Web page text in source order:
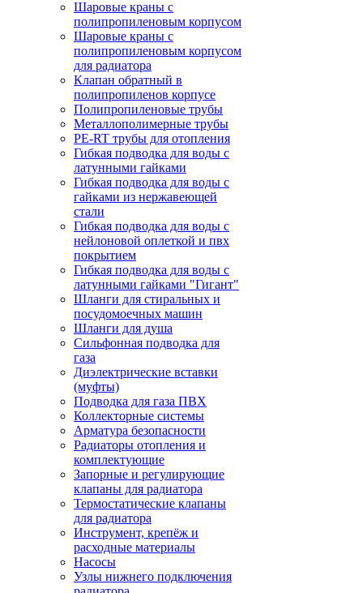
Шаровые краны с
полипропиленовым корпусом
Шаровые краны с
полипропиленовым корпусом
для радиатора
Клапан обратный в
полипропиленов корпусе
Полипропиленовые трубы
Металлополимерные трубы
PE-RT трубы для отопления
Гибкая подводка для воды с
латунными гайками
Гибкая подводка для воды с
гайками из нержавеющей
стали
Гибкая подводка для воды с
нейлоновой оплеткой и пвх
покрытием
Гибкая подводка для воды с
латунными гайками "Гигант"
Шланги для стиральных и
посудомоечных машин
Шланги для душа
Сильфонная подводка для
газа
Диэлектрические вставки
(муфты)
Подводка для газа ПВХ
Коллекторные системы
Арматура безопасности
Радиаторы отопления и
комплектующие
Запорные и регулирующие
клапаны для радиатора
Термостатические клапаны
для радиатора
Инструмент, крепёж и
расходные материалы
Насосы
Узлы нижнего подключения